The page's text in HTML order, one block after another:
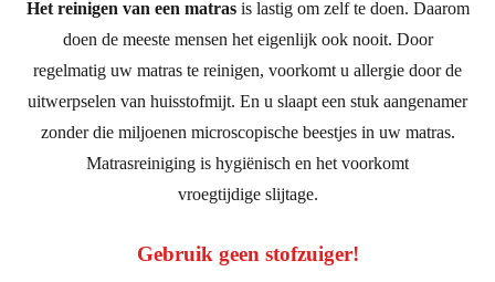
Het reinigen van een matrasis lastig om zelf te doen. Daarom
doen de meeste mensen het eigenlijk ook nooit. Door
regelmatig uw matras te reinigen, voorkomt u allergie door de
uitwerpselen van huisstofmijt. En u slaapt een stuk aangenamer
zonder die miljoenen microscopische beestjes in uw matras.
Matrasreiniging is hygiënisch en het voorkomt
vroegtijdige slijtage.
Gebruik geen stofzuiger!